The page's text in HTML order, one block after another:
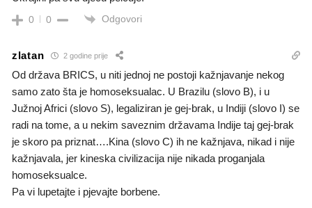
0 0 Odgovori
zlatan 2 godine prije
Od država BRICS, u niti jednoj ne postoji kažnjavanje nekog
samo zato šta je homoseksualac. U Brazilu (slovo B), i u
Južnoj Africi (slovo S), legaliziran je gej-brak, u Indiji (slovo I) se
radi na tome, a u nekim saveznim državama Indije taj gej-brak
je skoro pa priznat….Kina (slovo C) ih ne kažnjava, nikad i nije
kažnjavala, jer kineska civilizacija nije nikada proganjala
homoseksualce.
Pa vi lupetajte i pjevajte borbene.